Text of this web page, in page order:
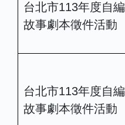
台北市113年度自編
故事劇本徵件活動
台北市113年度自編
故事劇本徵件活動